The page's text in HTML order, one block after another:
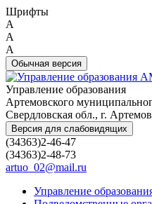
Шрифты
A
A
A
Обычная версия
Управление образования
Артемовского
Свердловская обл., г.
Версия для слабовидящих
(34363)2-46-47
(34363)2-48-73
artuo_02@mail.ru
Управление